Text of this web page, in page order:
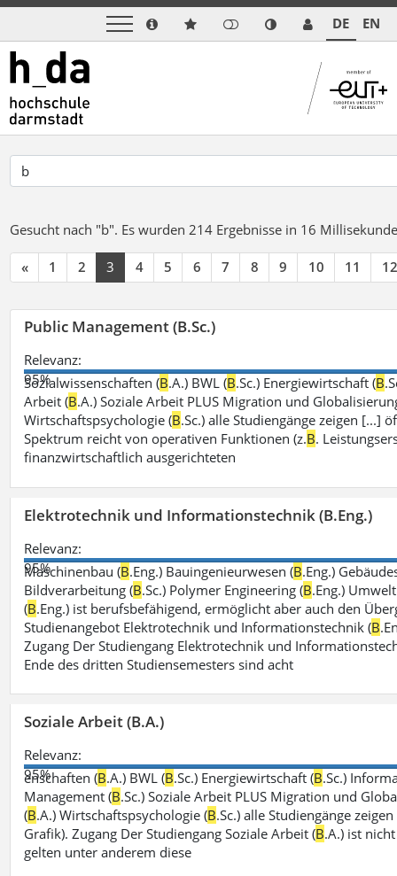
DE EN
Gesucht nach "b". Es wurden 214 Ergebnisse in 16
« 1 2 3 4 5 6 7 8 9 10 11 12
Public Management (B.Sc.)
Relevanz:
95%
Sozialwissenschaften (B.A.) BWL (B.Sc.) Energiewirtschaft (B
Arbeit (B.A.) Soziale Arbeit PLUS Migration und
Wirtschaftspsychologie (B.Sc.) alle Studiengänge zeigen [...]
Spektrum reicht von operativen Funktionen (z.B.
finanzwirtschaftlich ausgerichteten
Elektrotechnik und Informationstechnik (B.Eng.)
Relevanz:
95%
Maschinenbau (B.Eng.) Bauingenieurwesen (B.Eng.)
Bildverarbeitung (B.Sc.) Polymer Engineering (B.Eng.)
(B.Eng.) ist berufsbefähigend, ermöglicht aber auch den
Studienangebot Elektrotechnik und Informationstechnik (B
Zugang Der Studiengang Elektrotechnik und
Ende des dritten Studiensemesters sind acht
Soziale Arbeit (B.A.)
Relevanz:
95%
enschaften (B.A.) BWL (B.Sc.) Energiewirtschaft (B.Sc.)
Management (B.Sc.) Soziale Arbeit PLUS Migration und
(B.A.) Wirtschaftspsychologie (B.Sc.) alle Studiengänge
Grafik). Zugang Der Studiengang Soziale Arbeit (B.A.) ist
gelten unter anderem diese